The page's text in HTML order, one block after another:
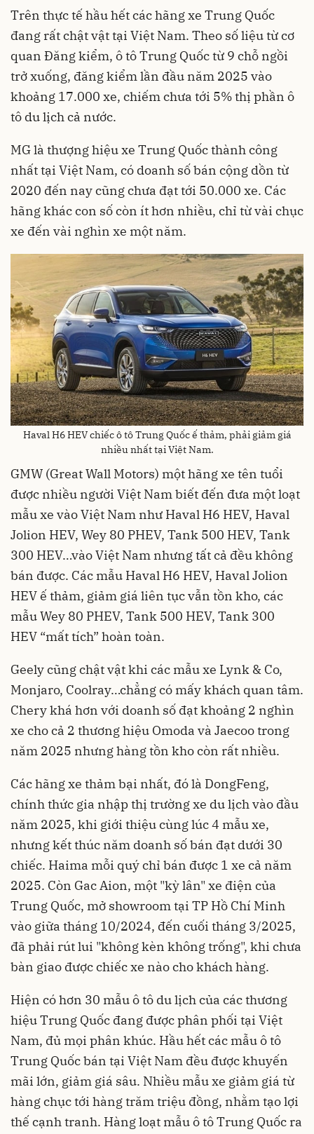
Trên thực tế hầu hết các hãng xe Trung Quốc
đang rất chật vật tại Việt Nam. Theo số liệu từ cơ
quan Đăng kiểm, ô tô Trung Quốc từ 9 chỗ ngồi
trở xuống, đăng kiểm lần đầu năm 2025 vào
khoảng 17.000 xe, chiếm chưa tới 5% thị phần ô
tô du lịch cả nước.
MG là thượng hiệu xe Trung Quốc thành công
nhất tại Việt Nam, có doanh số bán cộng dồn từ
2020 đến nay cũng chưa đạt tới 50.000 xe. Các
hãng khác con số còn ít hơn nhiều, chỉ từ vài chục
xe đến vài nghìn xe một năm.
Haval H6 HEV chiếc ô tô Trung Quốc ế thảm, phải giảm giá
nhiều nhất tại Việt Nam.
GMW (Great Wall Motors) một hãng xe tên tuổi
được nhiều người Việt Nam biết đến đưa một loạt
mẫu xe vào Việt Nam như Haval H6 HEV, Haval
Jolion HEV, Wey 80 PHEV, Tank 500 HEV, Tank
300 HEV…vào Việt Nam nhưng tất cả đều không
bán được. Các mẫu Haval H6 HEV, Haval Jolion
HEV ế thảm, giảm giá liên tục vẫn tồn kho, các
mẫu Wey 80 PHEV, Tank 500 HEV, Tank 300
HEV “mất tích” hoàn toàn.
Geely cũng chật vật khi các mẫu xe Lynk & Co,
Monjaro, Coolray…chẳng có mấy khách quan tâm.
Chery khá hơn với doanh số đạt khoảng 2 nghìn
xe cho cả 2 thương hiệu Omoda và Jaecoo trong
năm 2025 nhưng hàng tồn kho còn rất nhiều.
Các hãng xe thảm bại nhất, đó là DongFeng,
chính thức gia nhập thị trường xe du lịch vào đầu
năm 2025, khi giới thiệu cùng lúc 4 mẫu xe,
nhưng kết thúc năm doanh số bán đạt dưới 30
chiếc. Haima mỗi quý chỉ bán được 1 xe cả năm
2025. Còn Gac Aion, một "kỳ lân" xe điện của
Trung Quốc, mở showroom tại TP Hồ Chí Minh
vào giữa tháng 10/2024, đến cuối tháng 3/2025,
đã phải rút lui "không kèn không trống", khi chưa
bàn giao được chiếc xe nào cho khách hàng.
Hiện có hơn 30 mẫu ô tô du lịch của các thương
hiệu Trung Quốc đang được phân phối tại Việt
Nam, đủ mọi phân khúc. Hầu hết các mẫu ô tô
Trung Quốc bán tại Việt Nam đều được khuyến
mãi lớn, giảm giá sâu. Nhiều mẫu xe giảm giá từ
hàng chục tới hàng trăm triệu đồng, nhằm tạo lợi
thế cạnh tranh. Hàng loạt mẫu ô tô Trung Quốc ra